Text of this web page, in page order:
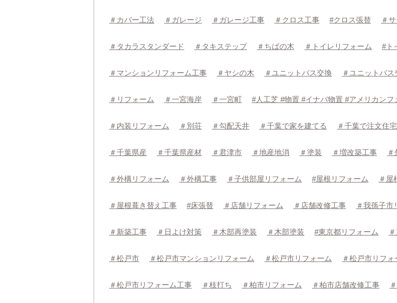
＃カバー工法 ＃ガレージ ＃ガレージ工事 ＃クロス工事 #クロス張替 ＃
＃タカラスタンダード ＃タキステップ ＃ちばの木 ＃トイレリフォーム #ト
＃マンションリフォーム工事 ＃ヤシの木 ＃ユニットバス交換 ＃ユニットバス
＃リフォーム ＃一宮海岸 ＃一宮町 #人工芝 #物置 #イナバ物置 #アメリカンフ
＃内装リフォーム ＃別荘 ＃勾配天井 ＃千葉で家を建てる ＃千葉で注文住宅
＃千葉県産 ＃千葉県産材 ＃君津市 ＃地産地消 ＃塗装 ＃増改築工事
＃外構リフォーム ＃外構工事 ＃子供部屋リフォーム #屋根リフォーム ＃屋
＃屋根葺き替え工事 #床張替 ＃店舗リフォーム ＃店舗改修工事 ＃我孫子市
＃新築工事 ＃日よけ対策 ＃木部再塗装 ＃木部塗装 #東京都リフォーム
＃松戸市 ＃松戸市マンションリフォーム ＃松戸市リフォーム ＃松戸市リフ
＃松戸市リフォーム工事 ＃枝打ち ＃柏市リフォーム ＃柏市店舗改修工事